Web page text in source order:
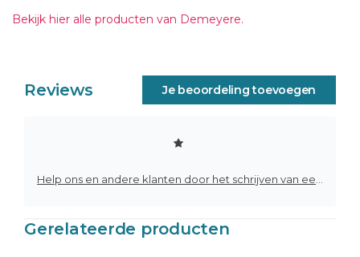
Bekijk hier alle producten van Demeyere.
Reviews Je beoordeling toevoegen
Gerelateerde producten